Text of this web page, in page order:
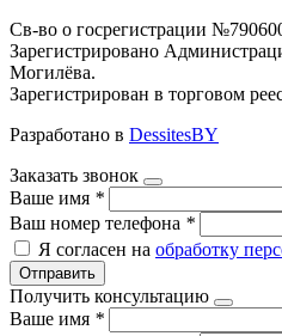
Св-во о госрегистрации
Зарегистрировано
Могилёва.
Зарегистрирован в торговом
Разработано в DessitesBY
Заказать звонок
Ваше имя *
Ваш номер телефона *
Я согласен на обработку
Отправить
Получить консультацию
Ваше имя *